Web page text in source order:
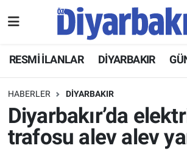
RESMİ İLANLAR DİYARBAKIR
HABERLER DİYARBAKIR
Diyarbakır’da
trafosu alev alev
ASAYİŞ
DİYARBAKIR
EKONOMİ
Hava Durumu
Namaz Vakitleri
Trafik Durumu